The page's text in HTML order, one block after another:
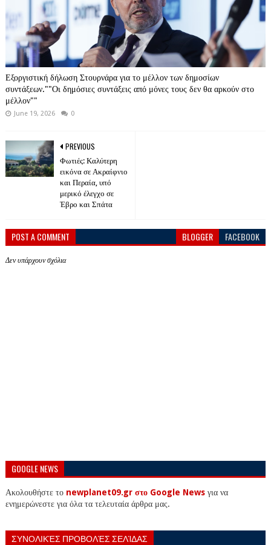
Εξοργιστική δήλωση Στουρνάρα για το μέλλον των δημοσίων
συντάξεων.""Οι δημόσιες συντάξεις από μόνες τους δεν θα αρκούν στο
μέλλον""
June 19, 2026 0
PREVIOUS
Φωτιές: Καλύτερη
εικόνα σε Ακραίφνιο
και Περαία, υπό
μερικό έλεγχο σε
Έβρο και Σπάτα
POST A COMMENT BLOGGER FACEBOOK
Δεν υπάρχουν σχόλια
GOOGLE NEWS
Ακολουθήστε το newplanet09.gr στο Google Newsγια να
ενημερώνεστε για όλα τα τελευταία άρθρα μας.
ΣΥΝΟΛΙΚΈΣ ΠΡΟΒΟΛΈΣ ΣΕΛΊΔΑΣ